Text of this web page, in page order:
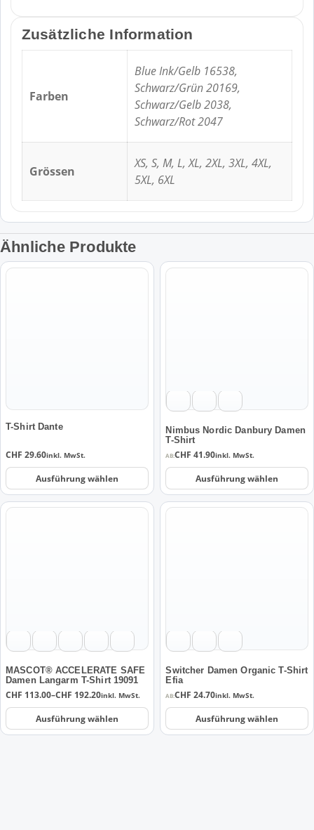
Zusätzliche Information
Farben
Blue Ink/Gelb 16538,
Schwarz/Grün 20169,
Schwarz/Gelb 2038,
Schwarz/Rot 2047
Grössen
XS, S, M, L, XL, 2XL, 3XL, 4XL,
5XL, 6XL
Ähnliche Produkte
T-Shirt Dante
CHF 29.60inkl. MwSt.
Ausführung wählen
auf
der
gewählt
werden
Nimbus Nordic Danbury Damen
T-Shirt
AB:CHF 41.90inkl. MwSt.
Ausführung wählen
können
auf
der
Produktseite
gewählt
werden
MASCOT® ACCELERATE SAFE
Damen Langarm T-Shirt 19091
CHF 113.00–CHF 192.20
Preisspanne:
bis
CHF 192.20
inkl. MwSt.
Ausführung wählen
können
auf
der
Produktseite
gewählt
werden
Switcher Damen Organic T-Shirt
Efia
AB:CHF 24.70inkl. MwSt.
Ausführung wählen
können
auf
der
Produktseite
gewählt
werden